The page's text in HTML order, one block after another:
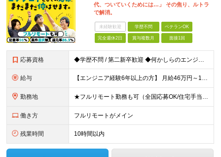
代、ついていくためには…」 その焦り、ルトラ
で解消。
未経験歓迎 学歴不問 ベテランOK
完全週休2日 賞与複数月 面接1回
応募資格 ◆学歴不問 / 第二新卒歓迎 ◆何かしらのエンジニア経験をお持ちの方 （言語・期間・フェーズ不問） 経験浅めの方も遠慮なくご応募ください！ ■入社前Q＆A ────── ◎実力に見合った報酬が手に
給与 【エンジニア経験6年以上の方】 月給46万円～100万円（固定残業代含む） ※上記月給には月30時間分の固定残業代（月8万7,400円～月19万円）を含む。超過分は全額支給。 【エンジニア経験4年以
勤務地 ★フルリモート勤務も可（全国応募OK/住宅手当を支給します） ※案件によって常駐が必要になる場合があります。 ※希望がない限り、転勤はありません ※U・Iターン歓迎 ★ルトラの社員は全国各地で活躍中
働き方 フルリモートがメイン
残業時間 10時間以内